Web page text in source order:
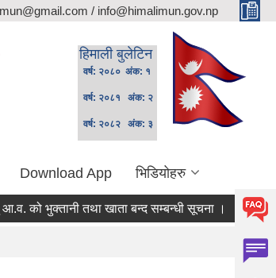
/ info@himalimun.gov.np
हिमाली बुलेटिन
वर्ष: २०८० अंक: १
वर्ष: २०८१ अंक: २
वर्ष: २०८२ अंक: ३
Download App भिडियोहरु
को भुक्तानी तथा खाता बन्द सम्बन्धी सूचना । स्थानिय